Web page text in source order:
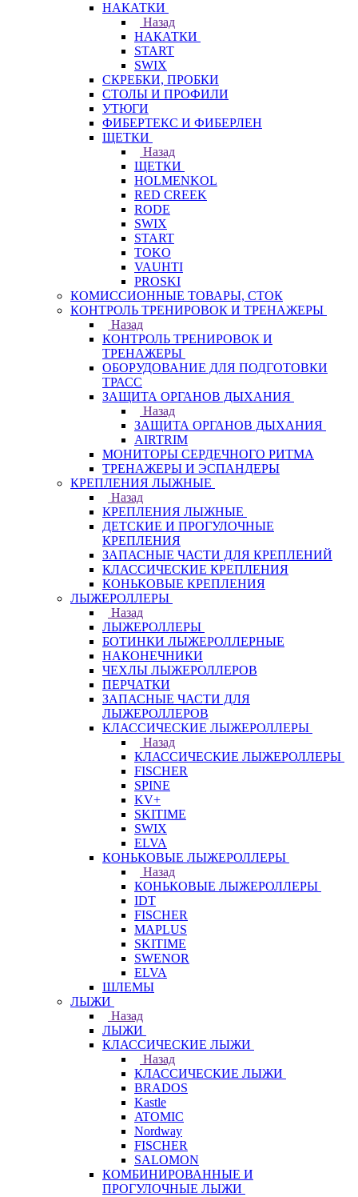
НАКАТКИ
Назад
НАКАТКИ
START
SWIX
СКРЕБКИ, ПРОБКИ
СТОЛЫ И ПРОФИЛИ
УТЮГИ
ФИБЕРТЕКС И ФИБЕРЛЕН
ЩЕТКИ
Назад
ЩЕТКИ
HOLMENKOL
RED CREEK
RODE
SWIX
START
TOKO
VAUHTI
PROSKI
КОМИССИОННЫЕ ТОВАРЫ, СТОК
КОНТРОЛЬ ТРЕНИРОВОК И ТРЕНАЖЕРЫ
Назад
КОНТРОЛЬ ТРЕНИРОВОК И
ТРЕНАЖЕРЫ
ОБОРУДОВАНИЕ ДЛЯ ПОДГОТОВКИ
ТРАСС
ЗАЩИТА ОРГАНОВ ДЫХАНИЯ
Назад
ЗАЩИТА ОРГАНОВ ДЫХАНИЯ
AIRTRIM
МОНИТОРЫ СЕРДЕЧНОГО РИТМА
ТРЕНАЖЕРЫ И ЭСПАНДЕРЫ
КРЕПЛЕНИЯ ЛЫЖНЫЕ
Назад
КРЕПЛЕНИЯ ЛЫЖНЫЕ
ДЕТСКИЕ И ПРОГУЛОЧНЫЕ
КРЕПЛЕНИЯ
ЗАПАСНЫЕ ЧАСТИ ДЛЯ КРЕПЛЕНИЙ
КЛАССИЧЕСКИЕ КРЕПЛЕНИЯ
КОНЬКОВЫЕ КРЕПЛЕНИЯ
ЛЫЖЕРОЛЛЕРЫ
Назад
ЛЫЖЕРОЛЛЕРЫ
БОТИНКИ ЛЫЖЕРОЛЛЕРНЫЕ
НАКОНЕЧНИКИ
ЧЕХЛЫ ЛЫЖЕРОЛЛЕРОВ
ПЕРЧАТКИ
ЗАПАСНЫЕ ЧАСТИ ДЛЯ
ЛЫЖЕРОЛЛЕРОВ
КЛАССИЧЕСКИЕ ЛЫЖЕРОЛЛЕРЫ
Назад
КЛАССИЧЕСКИЕ ЛЫЖЕРОЛЛЕРЫ
FISCHER
SPINE
KV+
SKITIME
SWIX
ELVA
КОНЬКОВЫЕ ЛЫЖЕРОЛЛЕРЫ
Назад
КОНЬКОВЫЕ ЛЫЖЕРОЛЛЕРЫ
IDT
FISCHER
MAPLUS
SKITIME
SWENOR
ELVA
ШЛЕМЫ
ЛЫЖИ
Назад
ЛЫЖИ
КЛАССИЧЕСКИЕ ЛЫЖИ
Назад
КЛАССИЧЕСКИЕ ЛЫЖИ
BRADOS
Kastle
ATOMIC
Nordway
FISCHER
SALOMON
КОМБИНИРОВАННЫЕ И
ПРОГУЛОЧНЫЕ ЛЫЖИ